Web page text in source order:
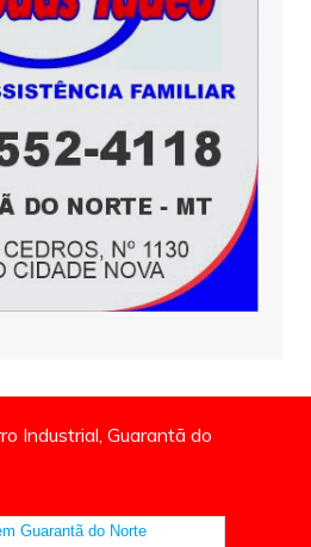
Industrial, Guarantã do